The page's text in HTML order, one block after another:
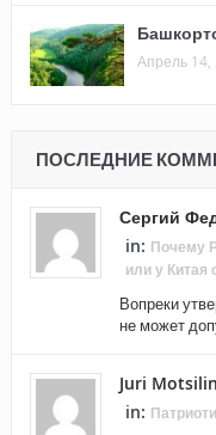
Апрель 14,
ПОСЛЕДНИЕ
Сергий
in: Почему
или у Китая
Вопреки
не может
Juri Motsilin
in: